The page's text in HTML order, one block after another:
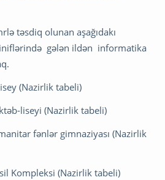
təsdiq olunan aşağıdakı
gələn ildən informatika
(Nazirlik tabeli)
liseyi (Nazirlik tabeli)
fənlər gimnaziyası (Nazirlik
Kompleksi (Nazirlik tabeli)